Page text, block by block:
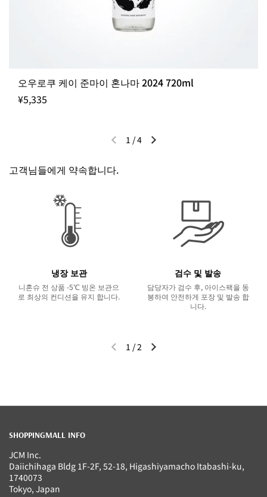
오우로쿠 케이 준마이 혼나마 2024 720ml
¥5,335
이전 슬라이드다음 슬라이드
1 /4
고객님들에게 약속합니다.
냉장 보관
니혼슈 전 상품 -5℃ 빙온 보관으
로 최상의 컨디션을 유지 합니다.
검수 및 발송
담당자가 검수 후, 아이스팩을 동
봉하여 안전하게 포장 및 발송 합
니다.
이전 슬라이드다음 슬라이드
1 /2
SHOPPINGMALL INFO
JCM Inc.
Daiichihaga Bldg 1F-2F, 52-18, Higashiyamacho Itabashi-ku,
1740073
Tokyo, Japan